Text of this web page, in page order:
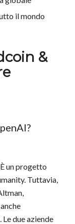
il mondo
&
un progetto
Tuttavia,
due aziende